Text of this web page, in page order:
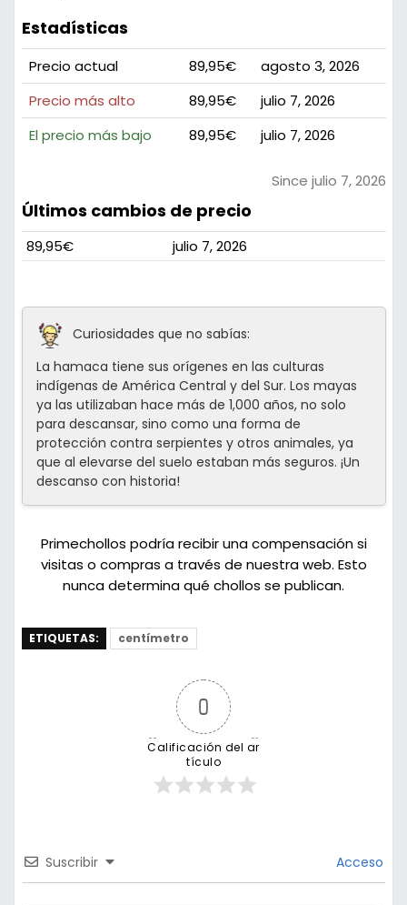
Estadísticas
Precio actual 89,95€
agosto 3, 2026
Precio más alto
89,95€
julio 7, 2026
El precio más bajo
89,95€ julio 7, 2026
Since julio 7, 2026
Últimos cambios de precio
89,95€ julio 7, 2026
Curiosidades que no sabías:
La hamaca tiene sus orígenes en las culturas
indígenas de América Central y del Sur. Los mayas
ya las utilizaban hace más de 1,000 años, no solo
para descansar, sino como una forma de
protección contra serpientes y otros animales, ya
que al elevarse del suelo estaban más seguros. ¡Un
descanso con historia!
Primechollos podría recibir una compensación si
visitas o compras a través de nuestra web. Esto
nunca determina qué chollos se publican.
ETIQUETAS: centímetro
0
Calificación del ar
tículo
Suscribir Acceso